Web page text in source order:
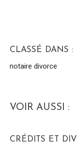
CLASSÉ DANS :
notaire divorce
VOIR AUSSI :
CRÉDITS ET